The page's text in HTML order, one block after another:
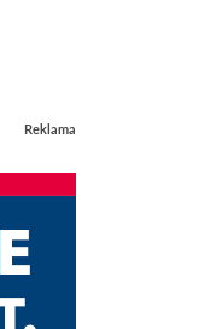
Reklama